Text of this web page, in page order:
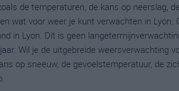
de temperaturen, de kans op neerslag,
wat voor weer je kunt verwachten in
in Lyon. Dit is geen
Wil je de uitgebreide weersverwachting
op sneeuw, de gevoelstemperatuur, de